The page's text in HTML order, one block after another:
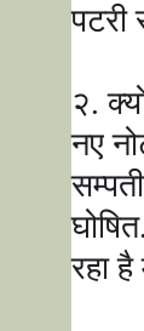
पटरी
२.
नए
रहा